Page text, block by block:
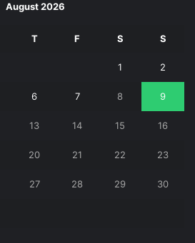
August 2026
T F S S
1 2
6 7 8 9
13 14 15 16
20 21 22 23
27 28 29 30